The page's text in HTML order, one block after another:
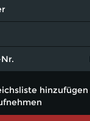
hinzufügen